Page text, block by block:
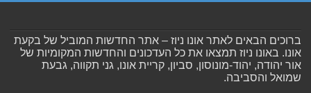
ברוכים הבאים לאתר אונו ניוז – אתר החדשות המוביל של בקעת
אונו. באונו ניוז תמצאו את כל העדכונים והחדשות המקומיות של
אור יהודה, יהוד-מונוסון, סביון, קריית אונו, גני תקווה, גבעת
שמואל והסביבה.